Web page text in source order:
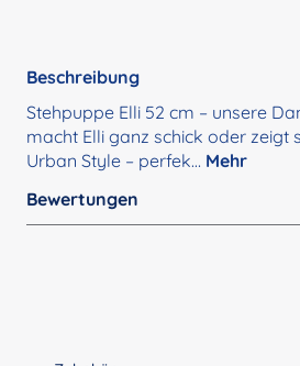
Beschreibung
Stehpuppe Elli 52 cm – unsere
macht Elli ganz schick oder zeigt
Urban Style – perfek… Mehr
Bewertungen